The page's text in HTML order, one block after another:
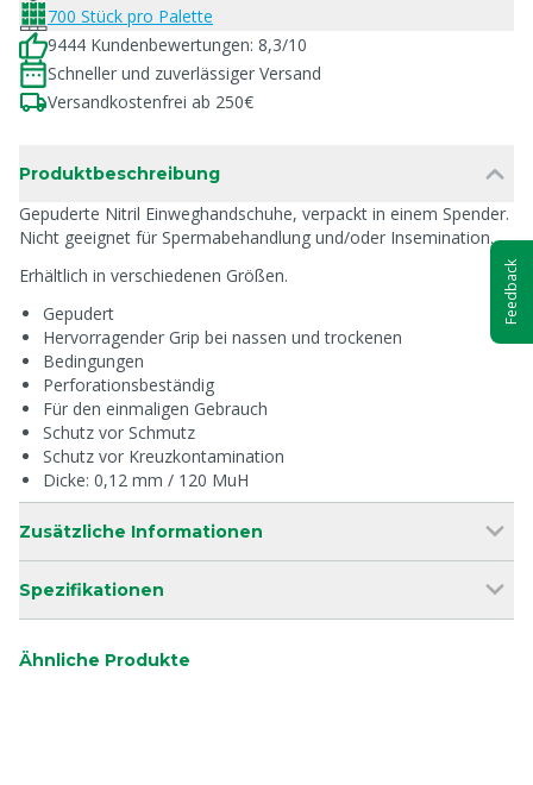
700 Stück pro Palette
9444 Kundenbewertungen: 8,3/10
Schneller und zuverlässiger Versand
Versandkostenfrei ab 250€
Produktbeschreibung
Gepuderte Nitril Einweghandschuhe, verpackt in einem Spender.
Nicht geeignet für Spermabehandlung und/oder Insemination.
Erhältlich in verschiedenen Größen.
Gepudert
Hervorragender Grip bei nassen und trockenen
Bedingungen
Perforationsbeständig
Für den einmaligen Gebrauch
Schutz vor Schmutz
Schutz vor Kreuzkontamination
Dicke: 0,12 mm / 120 MuH
Zusätzliche Informationen
Spezifikationen
Ähnliche Produkte
Feedback